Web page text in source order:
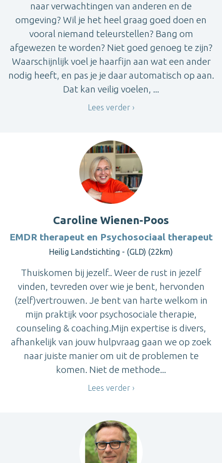
naar verwachtingen van anderen en de
omgeving? Wil je het heel graag goed doen en
vooral niemand teleurstellen? Bang om
afgewezen te worden? Niet goed genoeg te zijn?
Waarschijnlijk voel je haarfijn aan wat een ander
nodig heeft, en pas je je daar automatisch op aan.
Dat kan veilig voelen, ...
Lees verder
Caroline Wienen-Poos
EMDR therapeut en Psychosociaal therapeut
Heilig Landstichting - (GLD) (22km)
Thuiskomen bij jezelf.. Weer de rust in jezelf
vinden, tevreden over wie je bent, hervonden
(zelf)vertrouwen. Je bent van harte welkom in
mijn praktijk voor psychosociale therapie,
counseling & coaching.Mijn expertise is divers,
afhankelijk van jouw hulpvraag gaan we op zoek
naar juiste manier om uit de problemen te
komen. Niet de methode...
Lees verder